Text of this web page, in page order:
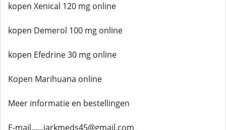
kopen Xenical 120 mg online
kopen Demerol 100 mg online
kopen Efedrine 30 mg online
Kopen Marihuana online
Meer informatie en bestellingen
E-mail......jarkmeds45@gmail.com